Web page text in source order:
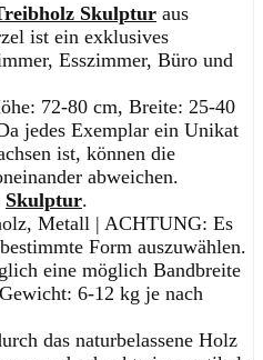
Skulptur aus
ist ein exklusives
Esszimmer, Büro und
72-80 cm, Breite: 25-40
jedes Exemplar ein Unikat
ist, können die
abweichen.
Skulptur.
Metall | ACHTUNG: Es
Form auszuwählen.
eine möglich Bandbreite
6-12 kg je nach
das naturbelassene Holz